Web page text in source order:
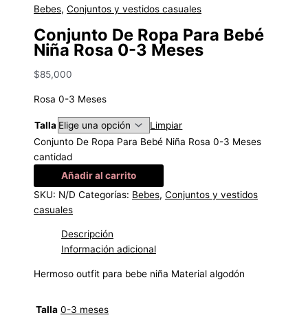
Bebes,Conjuntos y vestidos casuales
Conjunto De Ropa Para Bebé
Niña Rosa 0-3 Meses
$85,000
Rosa 0-3 Meses
Talla
Limpiar
Conjunto De Ropa Para Bebé Niña Rosa 0-3 Meses
cantidad
Añadir al carrito
SKU: N/D Categorías: Bebes,Conjuntos y vestidos
casuales
Descripción
Información adicional
Hermoso outfit para bebe niña Material algodón
Talla 0-3 meses